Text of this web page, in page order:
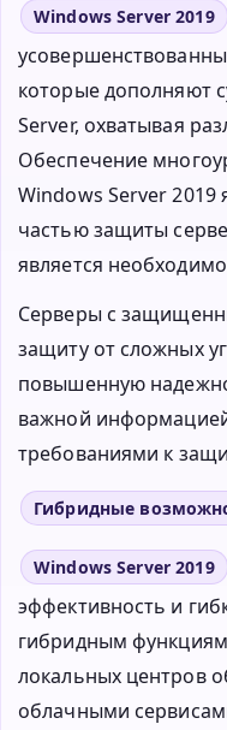
Windows Server 2019
которые дополняют
Server, охватывая
Обеспечение
Windows Server 2019
частью защиты
является
Серверы с
защиту от сложных
повышенную
важной
требованиями к
Гибридные
Windows Server 2019
эффективность и
гибридным
локальных центров
облачными